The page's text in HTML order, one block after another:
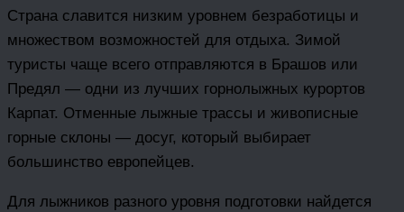
Страна славится низким уровнем безработицы и
множеством возможностей для отдыха. Зимой
туристы чаще всего отправляются в Брашов или
Предял — одни из лучших горнолыжных курортов
Карпат. Отменные лыжные трассы и живописные
горные склоны — досуг, который выбирает
большинство европейцев.
Для лыжников разного уровня подготовки найдется